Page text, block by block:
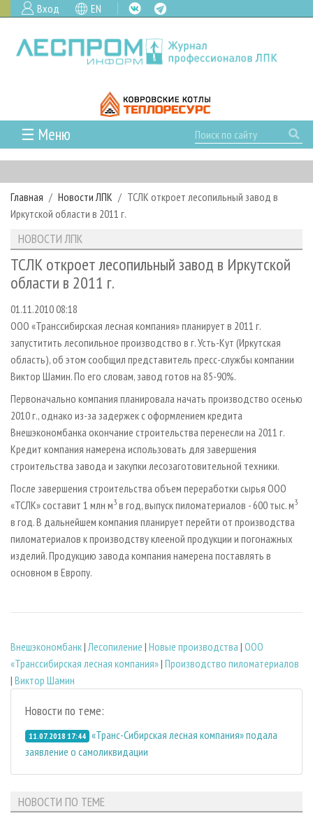
Вход EN
☰ Меню
ГЛАВНАЯ
РУБРИКИ И ТЕМЫ
РУБРИКИ ЖУРНАЛА
ЛЕСОЗАГОТОВКА
ЛЕСОПИЛЕНИЕ
СУШКА ДРЕВЕСИНЫ
ПРОИЗВОДСТВО ДРЕВЕСНЫХ ПЛИТ
ДЕРЕВЯННОЕ ДОМОСТРОЕНИЕ
БИОЭНЕРГЕТИКА
ЦБП
ИНСТРУМЕНТ И МАТЕРИАЛЫ
НОВОСТИ
НОВОСТИ ЛПК
НОВОСТИ ЖУРНАЛА
ПРОЕКТЫ ЛПИ
АНАЛИТИКА
ПРЕДПРИЯТИЯ ЛПК
ПЕРСОНЫ
МОБИЛЬНЫЕ ВЫСТАВКИ
ОФИЦИАЛЬНЫЕ ДЕЛЕГАЦИИ
ПРИОРИТЕТНЫЕ ИНВЕСТПРОЕКТЫ
RUSSIAN FORESTRY REVIEW
ГАЗЕТА ЛЕСПРОМФОРУМ
БИБЛИОТЕКА СПЕЦИАЛИСТА
АРХИВ
АРХИВ ЖУРНАЛОВ
О ЖУРНАЛЕ
ПОДПИСКА
КОНТАКТЫ
РЕКЛАМОДАТЕЛЯМ
РЕКЛАМА
РЕКЛАМА НА САЙТЕ
Главная Новости ЛПК
ТСЛК откроет лесопильный завод в
Иркутской области в 2011 г.
НОВОСТИ ЛПК
ТСЛК откроет лесопильный завод в Иркутской
области в 2011 г.
01.11.2010 08:18
ООО «Транссибирская лесная компания» планирует в 2011 г.
запуститить лесопильное производство в г. Усть-Кут (Иркутская
область), об этом сообщил представитель пресс-службы компании
Виктор Шамин. По его словам, завод готов на 85-90%.
Первоначально компания планировала начать производство осенью
2010 г., однако из-за задержек с оформлением кредита
Внешэкономбанка окончание строительства перенесли на 2011 г.
Кредит компания намерена использовать для завершения
строительства завода и закупки лесозаготовительной техники.
После завершения строительства объем переработки сырья ООО
«ТСЛК» составит 1 млн м3 в год, выпуск пиломатериалов - 600 тыс. м3
в год. В дальнейшем компания планирует перейти от производства
пиломатериалов к производству клееной продукции и погонажных
изделий. Продукцию завода компания намерена поставлять в
основном в Европу.
Внешэкономбанк|Лесопиление | Новые производства | ООО
«Транссибирская лесная компания»| Производство пиломатериалов
| Виктор Шамин
Новости по теме:
11.07.2018 17:44 «Транс-Сибирская лесная компания» подала
заявление о самоликвидации
НОВОСТИ ПО ТЕМЕ